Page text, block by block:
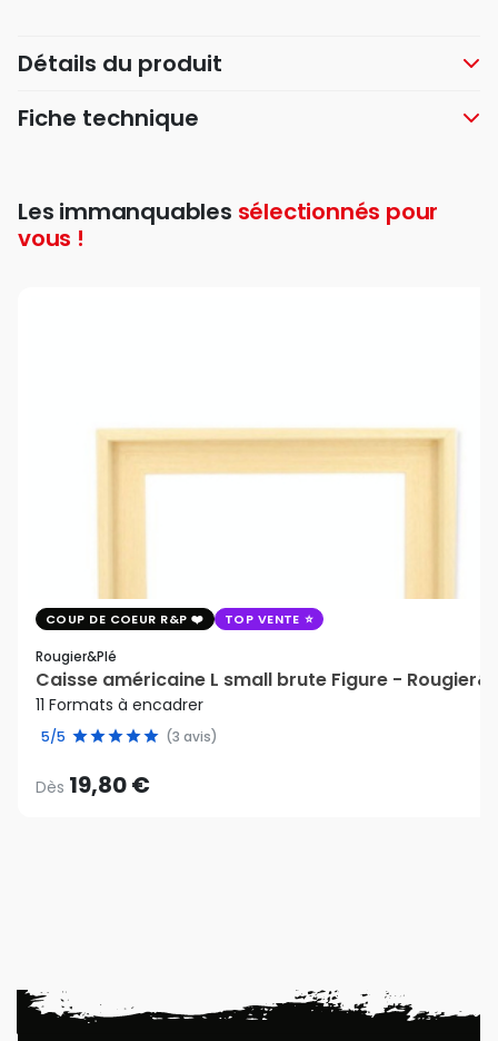
Détails du produit
Fiche technique
Les immanquables sélectionnés pour
vous !
COUP DE COEUR R&P TOP VENTE
Rougier&plé
Caisse américaine L small brute Figure -
11 Formats à encadrer
5/5 (3 avis)
Dès 19,80 €